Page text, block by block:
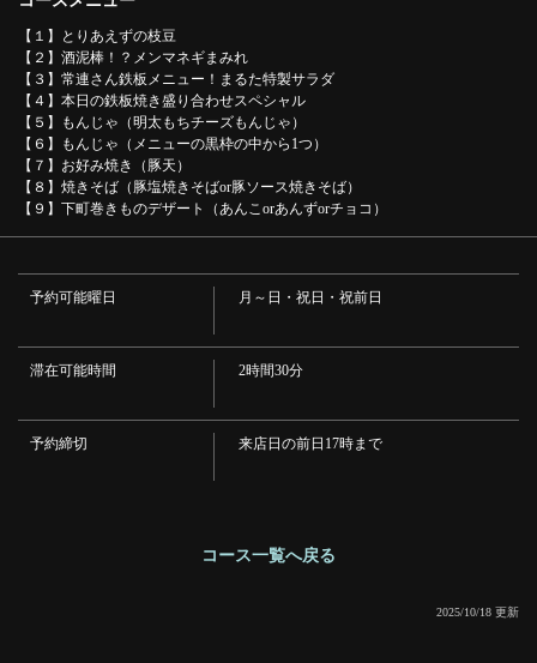
【１】とりあえずの枝豆
【２】酒泥棒！？メンマネギまみれ
【３】常連さん鉄板メニュー！まるた特製サラダ
【４】本日の鉄板焼き盛り合わせスペシャル
【５】もんじゃ（明太もちチーズもんじゃ）
【６】もんじゃ（メニューの黒枠の中から1つ）
【７】お好み焼き（豚天）
【８】焼きそば（豚塩焼きそばor豚ソース焼きそば）
【９】下町巻きものデザート（あんこorあんずorチョコ）
予約可能曜日 月～日・祝日・祝前日
滞在可能時間 2時間30分
予約締切 来店日の前日17時まで
コース一覧へ戻る
2025/10/18 更新
この店舗情報をシェアする
グランドまるたコース | もんじゃまるた ２番街
東京都中央区月島１-22-1-110
閉じる